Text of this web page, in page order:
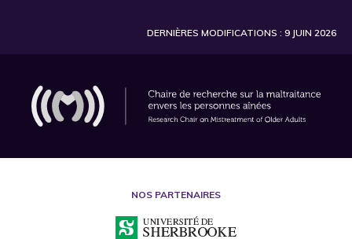
DERNIÈRES MODIFICATIONS : 9 JUIN 2026
NOS PARTENAIRES